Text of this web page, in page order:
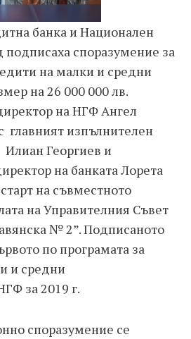
банка и Национален
споразумение за
на малки и средни
на 26 000 000 лв.
на НГФ Ангел
главният изпълнителен
Георгиев и
на банката Лорета
на съвместното
на Управителния Съвет
№ 2”. Подписаното
по програмата за
и средни
за 2019 г.
споразумение се